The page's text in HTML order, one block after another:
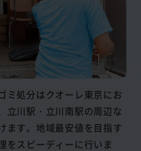
ミ処分はクオーレ東京にお
立川駅・立川南駅の周辺な
ます。地域最安値を目指す
をスピーディーに行いま